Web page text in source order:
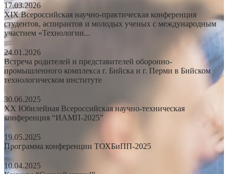
17.03.2026
XIX Всероссийская научно-практическая конференция
студентов, аспирантов и молодых ученых с международным
участием «Технологии...
24.01.2026
Встреча родителей и представителей оборонно-
промышленного комплекса г. Бийска и г. Перми в Бийском
технологическом институте
30.06.2025
XX Юбилейная Всероссийская научно-техническая
конференция “ИАМП-2025”
19.05.2025
Программа конференции ТОХБиПП-2025
10.04.2025